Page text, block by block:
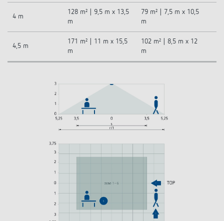
4 m
128 m² | 9,5 m x 13,5
m
79 m² | 7,5 m x 10,5
m
4,5 m
171 m² | 11 m x 15,5
m
102 m² | 8,5 m x 12
m